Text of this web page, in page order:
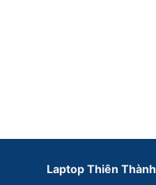
Laptop Thiên Thành